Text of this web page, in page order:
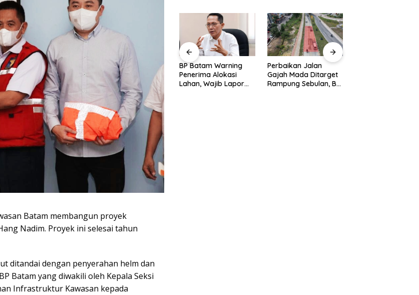
Batam membangun proyek
Nadim. Proyek ini selesai tahun
ditandai dengan penyerahan helm dan
Batam yang diwakili oleh Kepala Seksi
Infrastruktur Kawasan kepada
DBG Technology
Resmikan Pabrik di
Batam, Bidik Jadi
Pusat Manufaktur Asia
Tenggara
BP Batam Luncurkan
LMS, Permohonan
Alokasi Tanah Kini
Lebih Transparan dan
Digital
BP Batam Warning
Penerima Alokasi
Lahan, Wajib Lapor
Perbaikan Jalan
Gajah Mada Ditarget
Rampung Sebulan, BP